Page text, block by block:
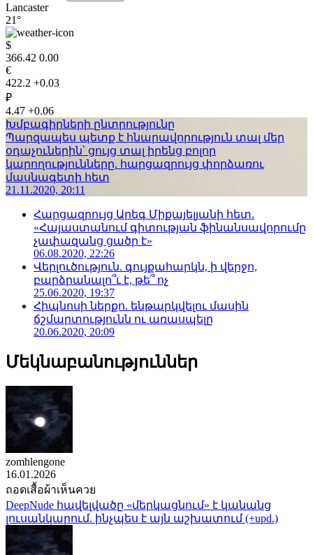
Lancaster
21°
$
366.42 0.00
€
422.2 +0.03
₽
4.47 +0.06
Խմբագիրների ընտրությունը
Պարզապես պետք է հնարավորություն տալ մեր
օդաչուներին՝ ցույց տալ իրենց բոլոր
կարողությունները. հարցազրույց փորձառու
մասնագետի հետ
21.11.2020, 20:11
Հարցազրույց Արեգ Միքայելյանի հետ.
«Հայաստանում գիտության ֆինանսավորումը
չափազանց ցածր է»
06.08.2020, 22:26
Վերլուծություն. գույքահարկն, ի վերջո,
բարձրանալո՞ւ է, թե՞ ոչ
25.06.2020, 19:37
Հիպնոսի ներքո. ենթարկվելու մասին
ճշմարտությունն ու առասպելը
20.06.2020, 20:09
Մեկնաբանություններ
zomhlengone
16.01.2026
ถอดเสื้อผ้าเห็นควย
DeepNude հավելվածը «մերկացնում» է կանանց
լուսանկարում. ինչպես է այն աշխատում (+upd.)